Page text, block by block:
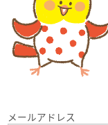
メールアドレス